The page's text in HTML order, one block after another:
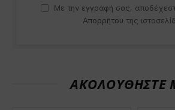
Με την εγγραφή σας,
Απορρήτου της
ΑΚΟΛΟΥΘΗΣΤΕ